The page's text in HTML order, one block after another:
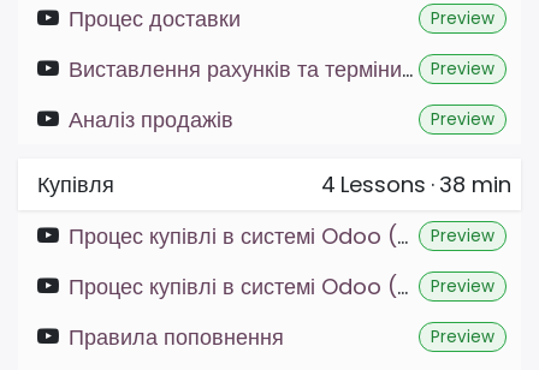
Процес доставки Preview
Виставлення рахунків та терміни оплати Preview
Аналіз продажів Preview
Купівля 4 Lessons · 38 min
Процес купівлі в системі Odoo (ч. 1)
Preview
Процес купівлі в системі Odoo (ч. 2) Preview
Правила поповнення Preview